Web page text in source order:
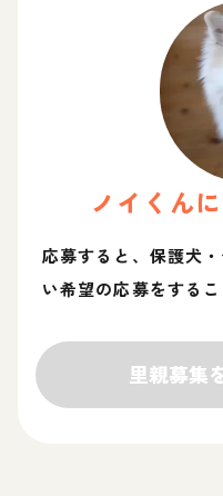
ノイ くん
応募すると、保護犬
い希望の応募をする
里親募集